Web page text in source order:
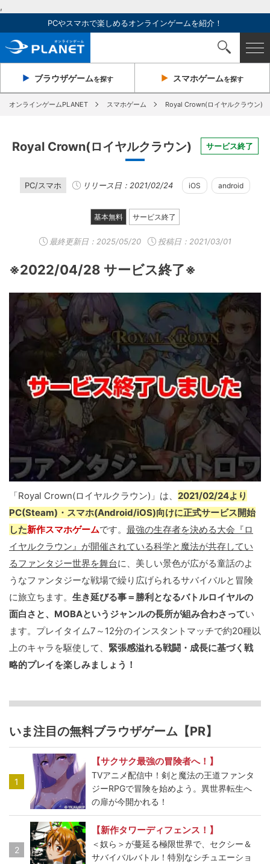
,
PCやスマホで楽しめるオンラインゲームを紹介！
ブラウザゲームを探す スマホゲームを探す
オンラインゲームPLANET スマホゲーム Royal Crown(ロイヤルクラウン)
Royal Crown(ロイヤルクラウン) サービス終了
PC/スマホ リリース日：2021/02/24 iOS android
基本無料 サービス終了
最終更新日： 2025/05/20 投稿日：2021/03/01
※2022/04/28 サービス終了※
「Royal Crown(ロイヤルクラウン)」は、 2021/02/24より
PC(Steam)・スマホ(Android/iOS)向けに正式サービス開始
した新作スマホゲームです。 最強の生存者を決める大会『ロ
イヤルクラウン』が開催されている科学と魔法が共存してい
るファンタジー世界を舞台に、美しい景色が広がる童話のよ
うなファンタジーな戦場で繰り広げられるサバイバルと冒険
に旅立ちます。 生き延びる事＝勝利となるバトルロイヤルの
面白さと、MOBAというジャンルの長所が組み合わさってい
ます。プレイタイム7～12分のインスタントマッチで約20種以
上のキャラを駆使して、 緊張感溢れる戦闘・成長に基づく戦
略的プレイを楽しみましょう！
いま注目の無料ブラウザゲーム【PR】
1
【サクサク最強の冒険者へ！】
TVアニメ配信中！剣と魔法の王道ファンタ
ジーRPGで冒険を始めよう。異世界転生へ
の扉が今開かれる！
2
【新作タワーディフェンス！】
＜奴ら＞が蔓延る極限世界で、セクシー＆
サバイバルバトル！特別なシチュエーショ